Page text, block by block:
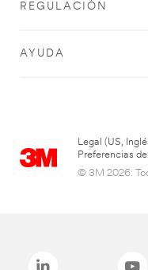
REGULACIÓN
AYUDA
Legal (US,
Preferencias
© 3M 2026.